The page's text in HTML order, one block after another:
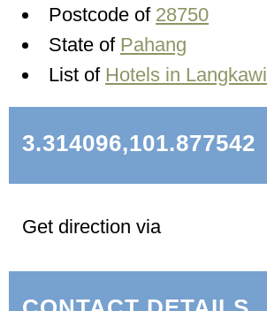
Postcode of 28750
State of Pahang
List of Hotels in Langkawi
3.314096,101.877542
Get direction via